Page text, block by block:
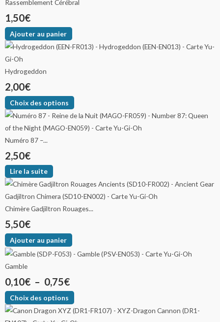
Rassemblement Cérébral
1,50€
Ajouter au panier
Hydrogeddon
2,00€
Choix des options
Numéro 87 –...
2,50€
Lire la suite
Chimère Gadjiltron Rouages...
5,50€
Ajouter au panier
Gamble
0,10€ – 0,75€
Choix des options